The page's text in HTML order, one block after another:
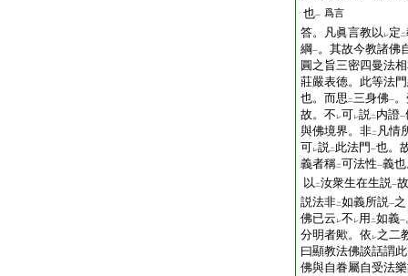
也一 爲言
答。凡眞言教以 レ定 二
綱一。其故今教諸佛
圓之旨三密四曼法
莊嚴表徳。此等法
也。而思 二三身佛一
故。不 レ可レ説二 内證一
與佛境界。非二 凡情
可レ説二 此法門 一也。
義者稱二可法性一義
以 二汝衆生在生説一
説法非二如義所説一
佛已云 レ不 レ用 二如義一
分明者歟。依 レ之二
曰顯教法佛談話謂
佛與自眷屬自受法